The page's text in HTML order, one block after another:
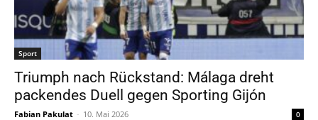
Sport
Triumph nach Rückstand: Málaga dreht
packendes Duell gegen Sporting Gijón
Fabian Pakulat - 10. Mai 2026 0